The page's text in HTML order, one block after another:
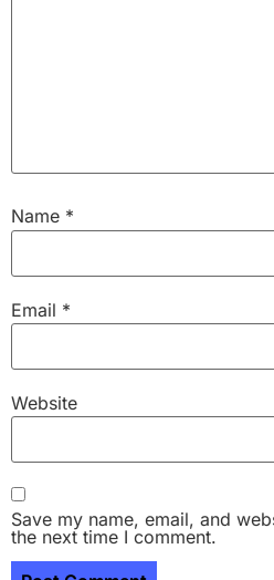
Name *
Email *
Website
Save my name, email, and
the next time I comment.